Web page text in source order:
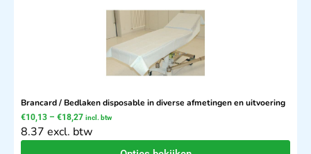
Brancard / Bedlaken disposable in diverse afmetingen en uitvoering
€10,13 – €18,27 incl. btw
8.37 excl. btw